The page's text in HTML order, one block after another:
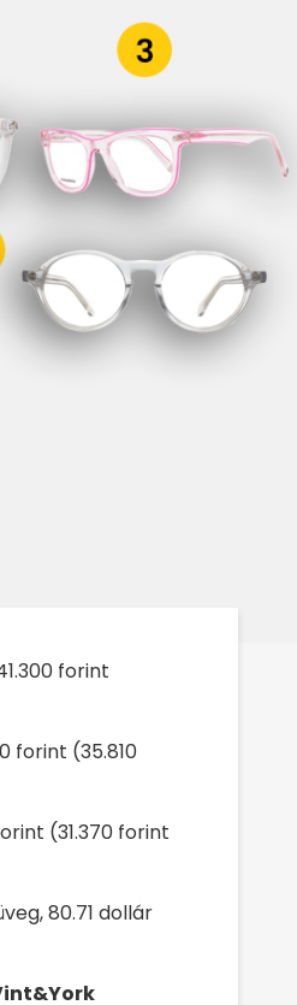
forint
forint (35.810
(31.370 forint
80.71 dollár